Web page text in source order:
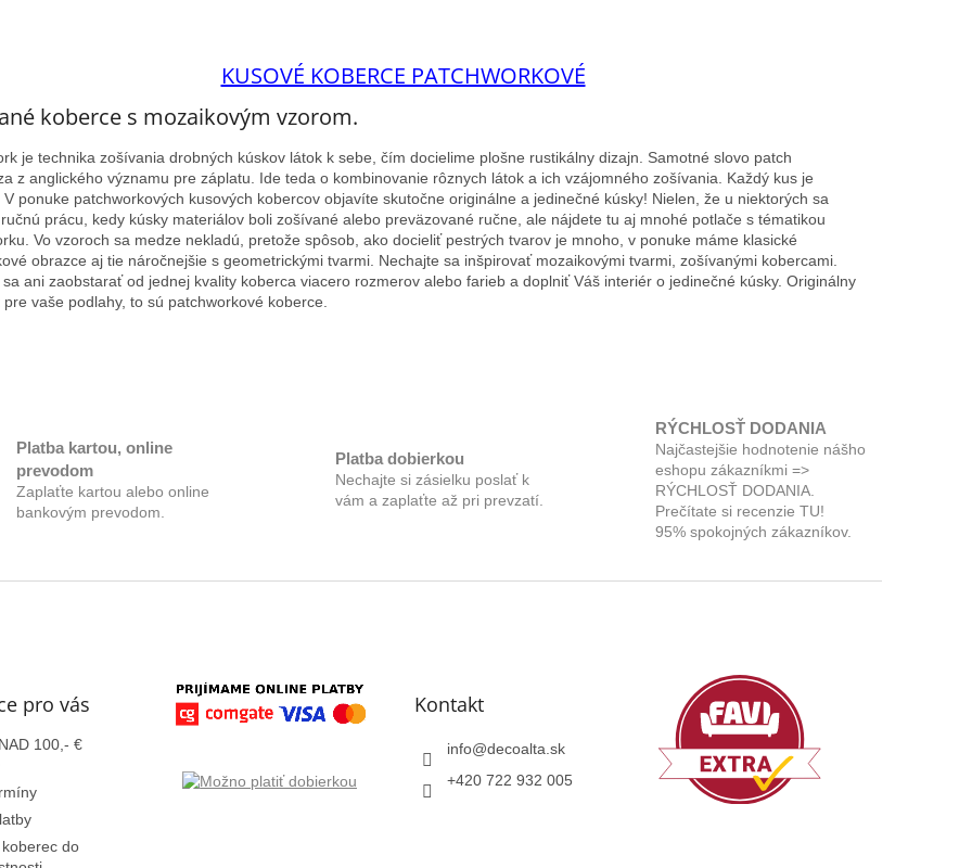
l
c
i
e
p
r
v
k
KUSOVÉ KOBERCE PATCHWORKOVÉ
koberce s mozaikovým vzorom.
je technika zošívania drobných kúskov látok k sebe, čím docielime plošne rustikálny dizajn.
Samotné slovo patch
z anglického významu pre záplatu.
Ide teda o kombinovanie rôznych látok a ich vzájomného zošívania.
Každý kus je
V ponuke patchworkových kusových kobercov objavíte skutočne originálne a jedinečné kúsky! Nielen, že u niektorých sa
prácu, kedy kúsky materiálov boli zošívané alebo preväzované ručne, ale nájdete tu aj mnohé potlače s tématikou
Vo vzoroch sa medze nekladú, pretože spôsob, ako docieliť pestrých tvarov je mnoho, v ponuke máme klasické
obrazce aj tie náročnejšie s geometrickými tvarmi. Nechajte sa inšpirovať mozaikovými tvarmi, zošívanými kobercami.
sa ani zaobstarať od jednej kvality koberca viacero rozmerov alebo farieb a doplniť Váš interiér o jedinečné kúsky. Originálny
vaše podlahy, to sú patchworkové koberce.
Platba kartou, online
prevodom
Zaplaťte kartou alebo online
bankovým prevodom.
Platba dobierkou
Nechajte si zásielku poslať k
vám a zaplaťte až pri prevzatí.
RÝCHLOSŤ DODANIA
Najčastejšie hodnotenie nášho
eshopu zákazníkmi =>
RÝCHLOSŤ DODANIA.
Prečítate si recenzie TU!
95% spokojných zákazníkov.
pro vás
100,- €
do
Kontakt
info@decoalta.sk
+420 722 932 005